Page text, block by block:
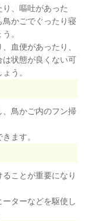
、嘔吐があった
かごでぐったり寝
。
血便があったり、
状態が良くない可
う。
鳥かご内のフン掃
ます。
ことが重要になり
ターなどを駆使し